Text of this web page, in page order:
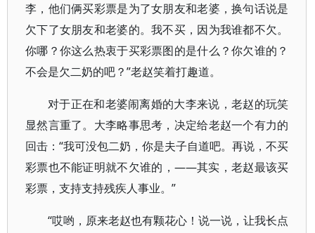
李，他们俩买彩票是为了女朋友和老婆，换句话说是
欠下了女朋友和老婆的。我不买，因为我谁都不欠。
你哪？你这么热衷于买彩票图的是什么？你欠谁的？
不会是欠二奶的吧？”老赵笑着打趣道。
对于正在和老婆闹离婚的大李来说，老赵的玩笑
显然言重了。大李略事思考，决定给老赵一个有力的
回击：“我可没包二奶，你是夫子自道吧。再说，不买
彩票也不能证明就不欠谁的，——其实，老赵最该买
彩票，支持支持残疾人事业。”
“哎哟，原来老赵也有颗花心！说一说，让我长点